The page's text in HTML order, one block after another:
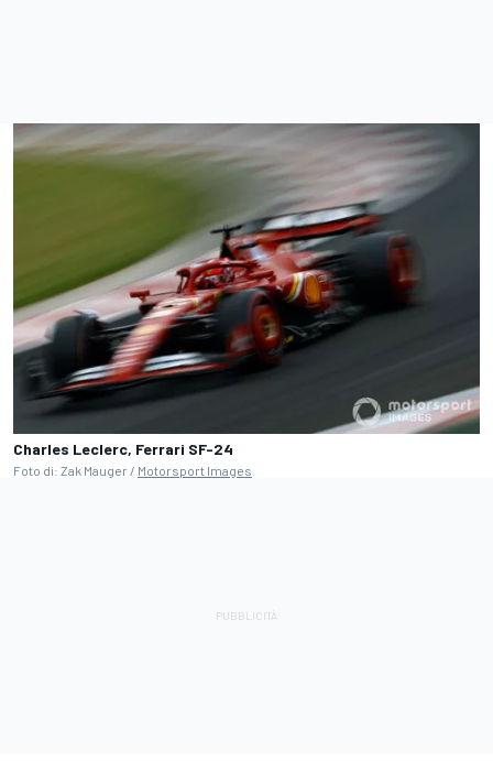
Charles Leclerc, Ferrari SF-24
Foto di: Zak Mauger / Motorsport Images